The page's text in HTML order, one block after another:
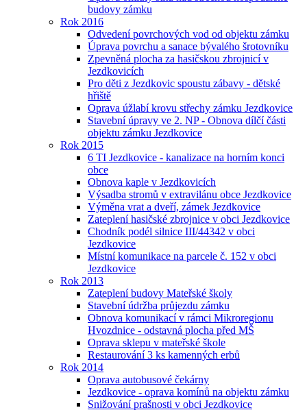
budovy zámku
Rok 2016
Odvedení povrchových vod od objektu zámku
Úprava povrchu a sanace bývalého šrotovníku
Zpevněná plocha za hasičskou zbrojnicí v
Jezdkovicích
Pro děti z Jezdkovic spoustu zábavy - dětské
hřiště
Oprava úžlabí krovu střechy zámku Jezdkovice
Stavební úpravy ve 2. NP - Obnova dílčí části
objektu zámku Jezdkovice
Rok 2015
6 TI Jezdkovice - kanalizace na horním konci
obce
Obnova kaple v Jezdkovicích
Výsadba stromů v extravilánu obce Jezdkovice
Výměna vrat a dveří, zámek Jezdkovice
Zateplení hasičské zbrojnice v obci Jezdkovice
Chodník podél silnice III/44342 v obci
Jezdkovice
Místní komunikace na parcele č. 152 v obci
Jezdkovice
Rok 2013
Zateplení budovy Mateřské školy
Stavební údržba průjezdu zámku
Obnova komunikací v rámci Mikroregionu
Hvozdnice - odstavná plocha před MŠ
Oprava sklepu v mateřské škole
Restaurování 3 ks kamenných erbů
Rok 2014
Oprava autobusové čekárny
Jezdkovice - oprava komínů na objektu zámku
Snižování prašnosti v obci Jezdkovice